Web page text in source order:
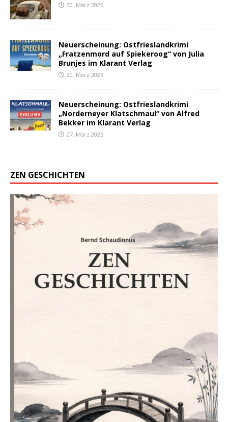
30. März 2026
Neuerscheinung: Ostfrieslandkrimi
„Fratzenmord auf Spiekeroog“ von Julia
Brunjes im Klarant Verlag
30. März 2026
Neuerscheinung: Ostfrieslandkrimi
„Norderneyer Klatschmaul“ von Alfred
Bekker im Klarant Verlag
27. März 2026
ZEN GESCHICHTEN